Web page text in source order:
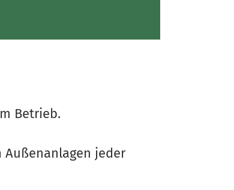
Betrieb.
jeder